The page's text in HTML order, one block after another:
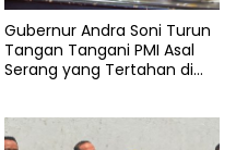
Gubernur Andra Soni Turun
Tangan Tangani PMI Asal
Serang yang Tertahan di